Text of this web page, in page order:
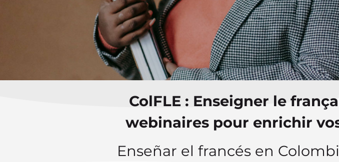
ColFLE : Enseigner le
webinaires pour enrichir
Enseñar el francés en